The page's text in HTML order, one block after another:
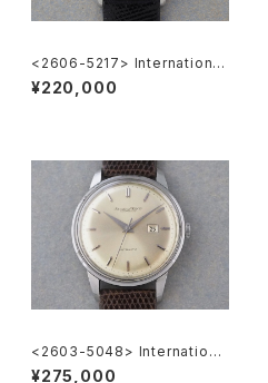
<2606-5217> International
National Co. "TURLER"
¥220,000
<2603-5048> Internationa
l National Co. Ref.648A
¥275,000